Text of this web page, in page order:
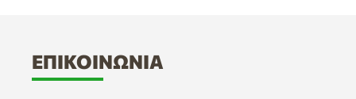
ΕΠΙΚΟΙΝΩΝΊΑ